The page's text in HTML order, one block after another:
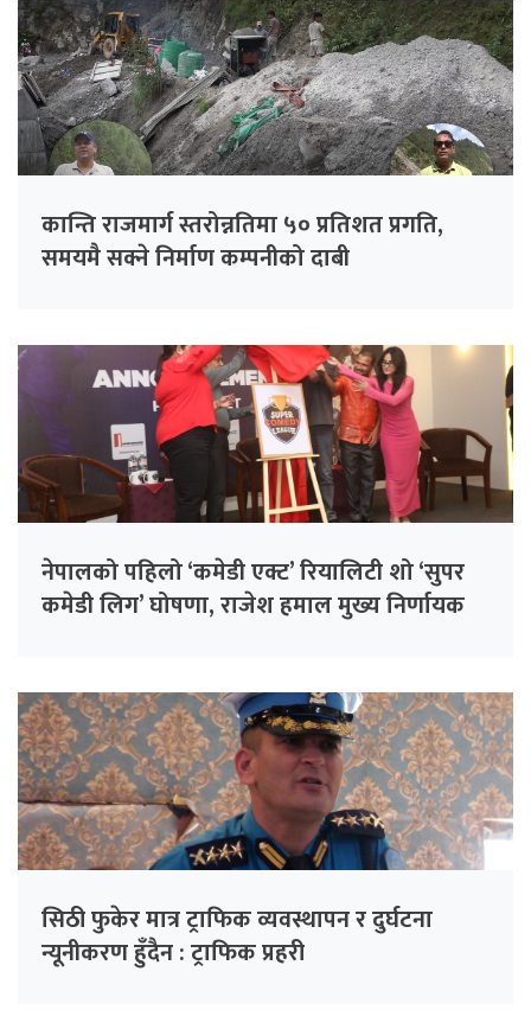
कान्ति राजमार्ग स्तरोन्नतिमा ५० प्रतिशत प्रगति,
समयमै सक्ने निर्माण कम्पनीको दाबी
नेपालको पहिलो ‘कमेडी एक्ट’ रियालिटी शो ‘सुपर
कमेडी लिग’ घोषणा, राजेश हमाल मुख्य निर्णायक
सिठी फुकेर मात्र ट्राफिक व्यवस्थापन र दुर्घटना
न्यूनीकरण हुँदैन : ट्राफिक प्रहरी